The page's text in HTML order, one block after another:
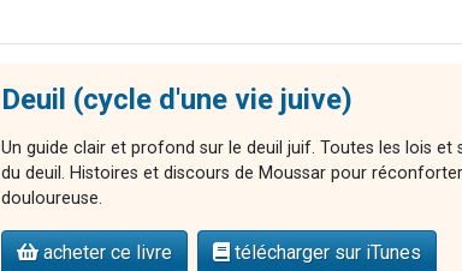
Deuil (cycle d'une vie juive)
Un guide clair et profond sur le deuil juif. Toutes les lois
du deuil. Histoires et discours de Moussar pour
douloureuse.
acheter ce livre télécharger sur iTunes